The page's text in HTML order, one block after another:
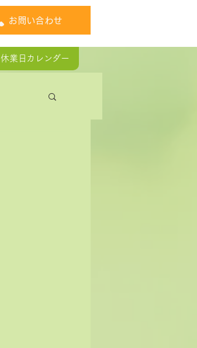
お問い合わせ
休業日カレンダー